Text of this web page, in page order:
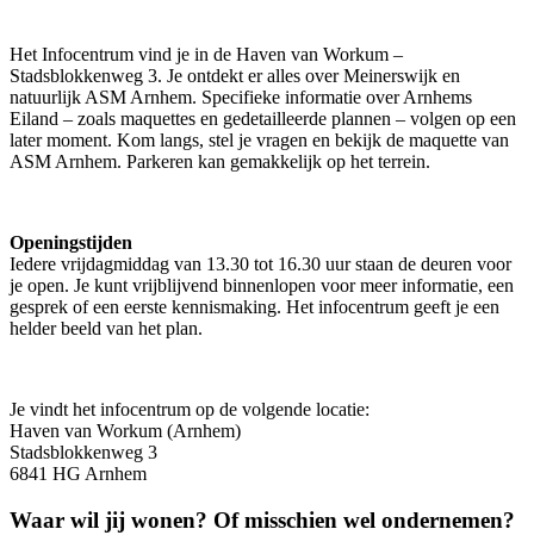
Het Infocentrum vind je in de Haven van Workum –
Stadsblokkenweg 3. Je ontdekt er alles over Meinerswijk en
natuurlijk ASM Arnhem. Specifieke informatie over Arnhems
Eiland – zoals maquettes en gedetailleerde plannen – volgen op een
later moment. Kom langs, stel je vragen en bekijk de maquette van
ASM Arnhem. Parkeren kan gemakkelijk op het terrein.
Openingstijden
Iedere vrijdagmiddag van 13.30 tot 16.30 uur staan de deuren voor
je open. Je kunt vrijblijvend binnenlopen voor meer informatie, een
gesprek of een eerste kennismaking. Het infocentrum geeft je een
helder beeld van het plan.
Je vindt het infocentrum op de volgende locatie:
Haven van Workum (Arnhem)
Stadsblokkenweg 3
6841 HG Arnhem
Waar wil jij wonen? Of misschien wel ondernemen?